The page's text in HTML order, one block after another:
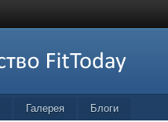
Галерея Блоги